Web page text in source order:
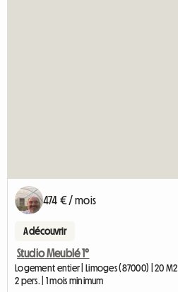
474 € / mois
A découvrir
Studio Meublé 1°
Logement entier | Limoges (87000) | 20 M2
2 pers. | 1 mois minimum